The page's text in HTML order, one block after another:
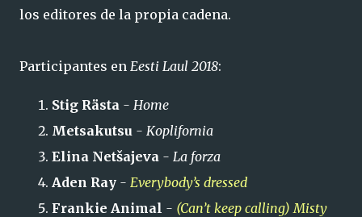
los editores de la propia cadena.
Participantes en Eesti Laul 2018:
Stig Rästa - Home
Metsakutsu - Koplifornia
Elina Netšajeva - La forza
Aden Ray - Everybody’s dressed
Frankie Animal - (Can’t keep calling) Misty